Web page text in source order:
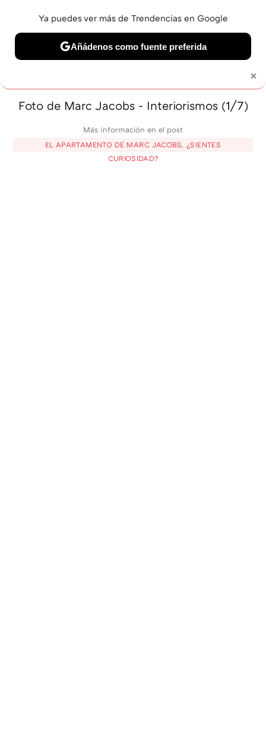
BELLEZA SHOPPING VIAJES GASTRO SNEAKERS
Foto de Marc Jacobs - Interiorismos (1/7)
Más información en el post
EL APARTAMENTO DE MARC JACOBS, ¿SIENTES
CURIOSIDAD?
×
Ya puedes ver más de Trendencias en Google
Añádenos como fuente preferida